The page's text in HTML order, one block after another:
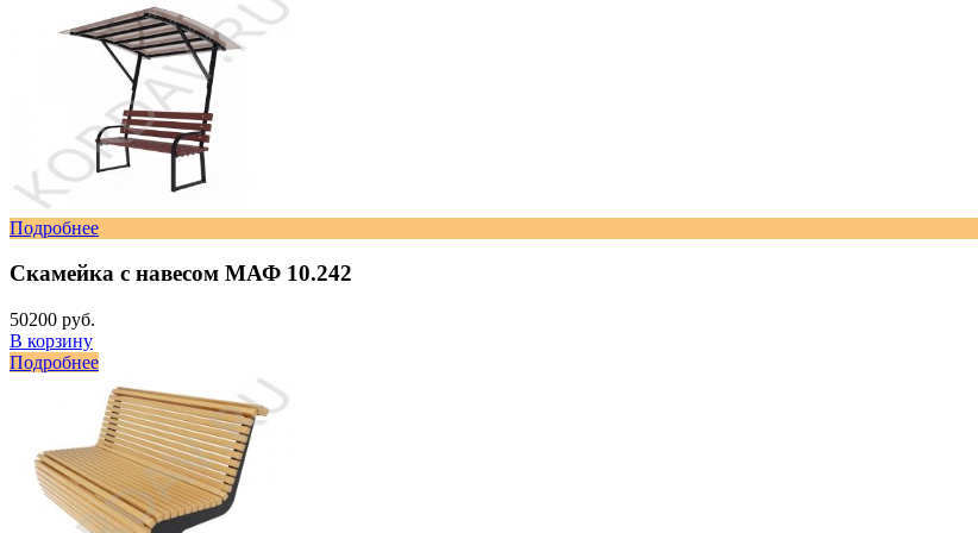
Подробнее
Скамейка с навесом МАФ 10.242
50200 руб.
В корзину
Подробнее